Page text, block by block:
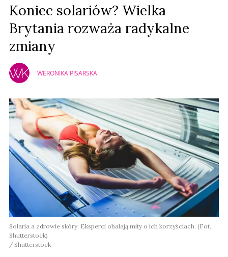
Koniec solariów? Wielka
Brytania rozważa radykalne
zmiany
WERONIKA PISARSKA
Solaria a zdrowie skóry. Eksperci obalają mity o ich korzyściach. (Fot.
Shutterstock)
Shutterstock